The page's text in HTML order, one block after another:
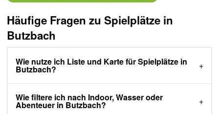
Häufige Fragen zu Spielplätze in
Butzbach
Wie nutze ich Liste und Karte für Spielplätze in
Butzbach?
Wie filtere ich nach Indoor, Wasser oder
Abenteuer in Butzbach?